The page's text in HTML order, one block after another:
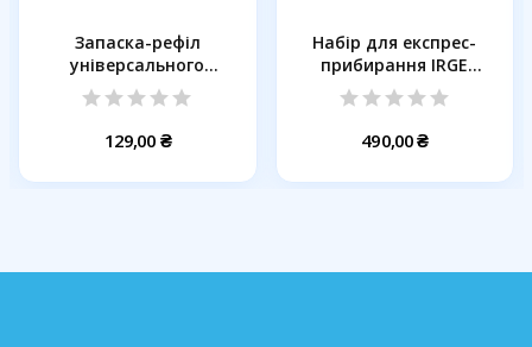
Запаска-рефіл
універсального
знежирювача...
129,00 ₴
Набір для експрес-
прибирання IRGE
DuoSweep 5 в...
490,00 ₴